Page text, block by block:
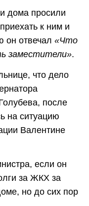
дома просили
к ним и
он отвечал «Что
заместители».
что дело
после
на ситуацию
Валентине
если он
за ЖКХ за
но до сих пор